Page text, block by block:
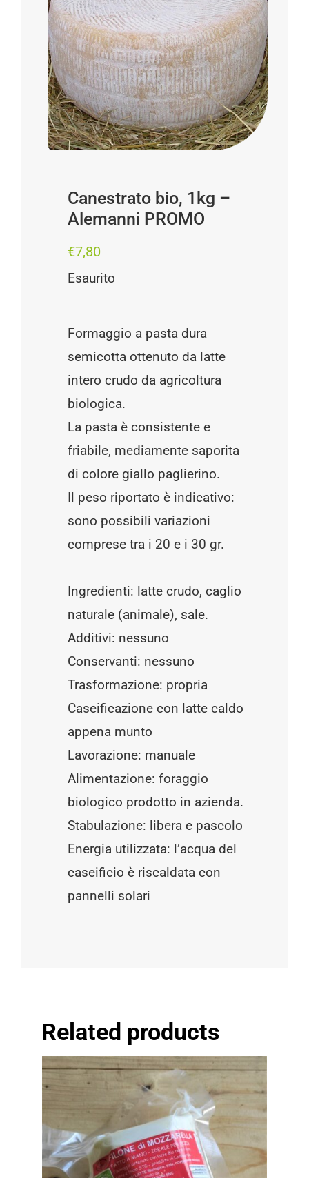
Progetti
I produttori
Carrello
Canestrato bio, 1kg –
Alemanni PROMO
€7,80
Esaurito
Formaggio a pasta dura
semicotta ottenuto da latte
intero crudo da agricoltura
biologica.
La pasta è consistente e
friabile, mediamente saporita
di colore giallo paglierino.
Il peso riportato è indicativo:
sono possibili variazioni
comprese tra i 20 e i 30 gr.
Ingredienti: latte crudo, caglio
naturale (animale), sale.
Additivi: nessuno
Conservanti: nessuno
Trasformazione: propria
Caseificazione con latte caldo
appena munto
Lavorazione: manuale
Alimentazione: foraggio
biologico prodotto in azienda.
Stabulazione: libera e pascolo
Energia utilizzata: l’acqua del
caseificio è riscaldata con
pannelli solari
Related products